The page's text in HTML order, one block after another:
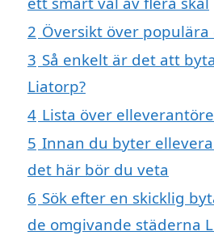
2 Översikt över
3 Så enkelt är det att
Liatorp?
4 Lista över
5 Innan du byter
det här bör du veta
6 Sök efter en skicklig
de omgivande städerna